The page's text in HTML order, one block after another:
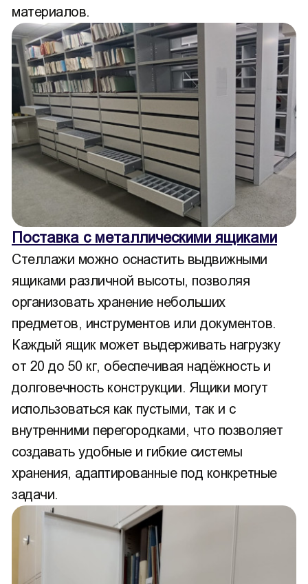
материалов.
Поставка с металлическими ящиками
Стеллажи можно оснастить выдвижными
ящиками различной высоты, позволяя
организовать хранение небольших
предметов, инструментов или документов.
Каждый ящик может выдерживать нагрузку
от 20 до 50 кг, обеспечивая надёжность и
долговечность конструкции. Ящики могут
использоваться как пустыми, так и с
внутренними перегородками, что позволяет
создавать удобные и гибкие системы
хранения, адаптированные под конкретные
задачи.